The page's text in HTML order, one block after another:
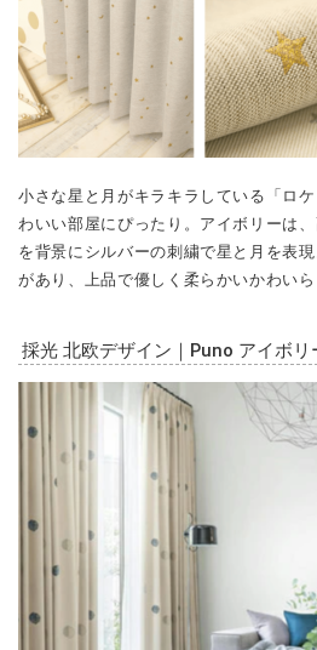
小さな星と月がキラキラしている「ロ
わいい部屋にぴったり。アイボリーは
を背景にシルバーの刺繍で星と月を表
があり、上品で優しく柔らかいかわいら
採光 北欧デザイン｜Puno アイボリ